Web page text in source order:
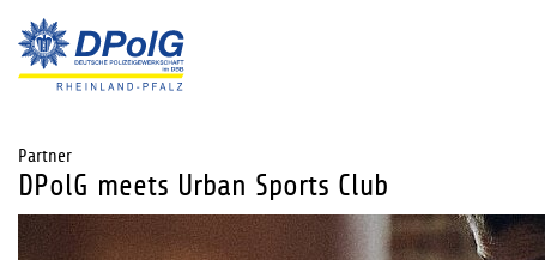
Partner
DPolG meets Urban Sports Club